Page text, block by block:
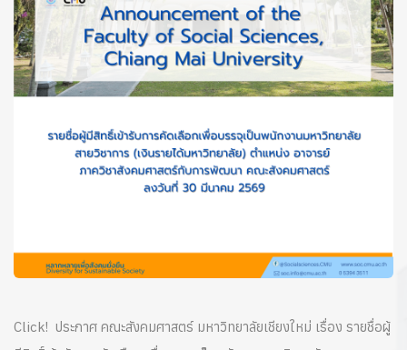
Click! ประกาศ คณะสังคมศาสตร์ มหาวิทยาลัยเชียงใหม่ เรื่อง รายชื่อผู้